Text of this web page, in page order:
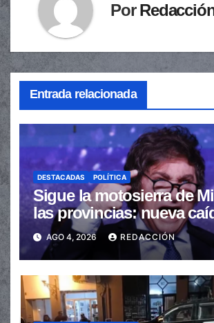
Por
Entrada relacionada
DESTACADAS POLÍTICA
Sigue la motosierra de
las provincias: nueva
transferencias no
AGO 4, 2026 REDACCIÓN